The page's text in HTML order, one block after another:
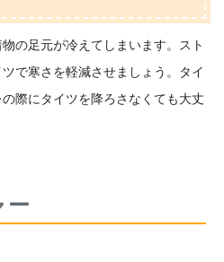
の足元が冷えてしまいます。スト
で寒さを軽減させましょう。タイ
際にタイツを降ろさなくても大丈
ー